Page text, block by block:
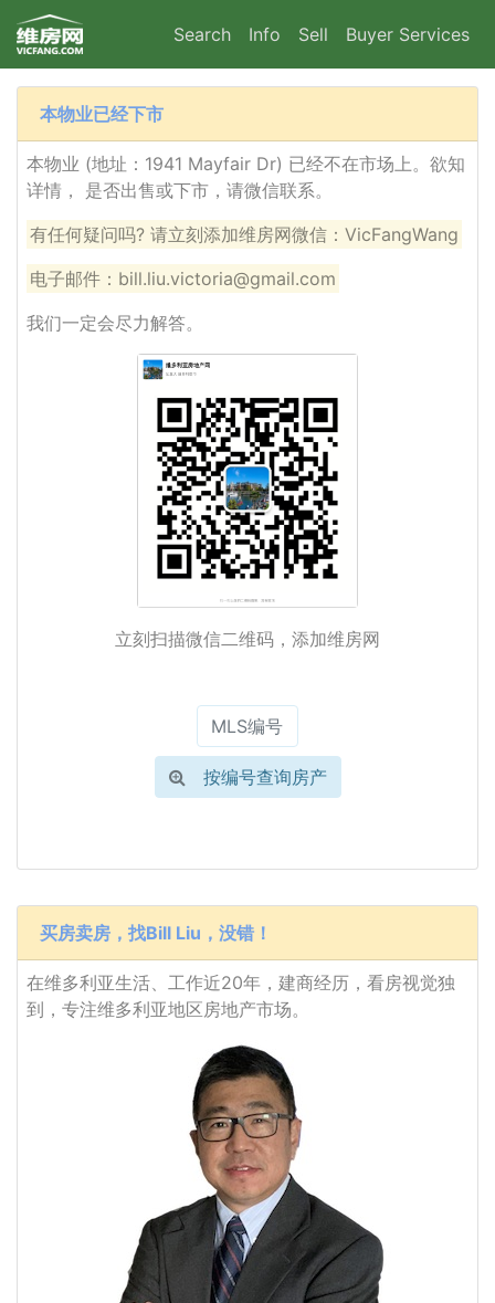
Search Info Sell Buyer Services
本物业已经下市
本物业 (地址：1941 Mayfair Dr) 已经不在市场上。欲知
详情， 是否出售或下市，请微信联系。
有任何疑问吗? 请立刻添加维房网微信：VicFangWang
电子邮件：bill.liu.victoria@gmail.com
我们一定会尽力解答。
立刻扫描微信二维码，添加维房网
按编号查询房产
买房卖房，找Bill Liu，没错！
在维多利亚生活、工作近20年，建商经历，看房视觉独
到，专注维多利亚地区房地产市场。